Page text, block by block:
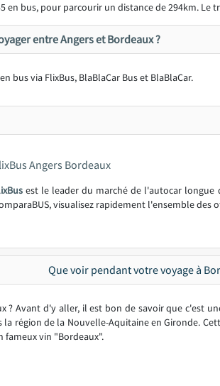
en bus, pour parcourir un distance de 294km. Le
entre Angers et Bordeaux ?
bus via FlixBus, BlaBlaCar Bus et BlaBlaCar.
Angers Bordeaux
est le leader du marché de l'autocar longue
visualisez rapidement l'ensemble des
Que voir pendant votre voyage à
? Avant d'y aller, il est bon de savoir que c'est
la région de la Nouvelle-Aquitaine en Gironde.
fameux vin "Bordeaux".